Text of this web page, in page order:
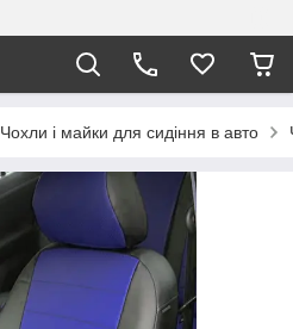
Чохли і майки для сидіння в авто